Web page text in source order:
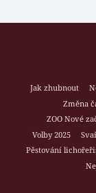
Jak zhubnout
Změna
ZOO Nové
Volby 2025
Pěstování